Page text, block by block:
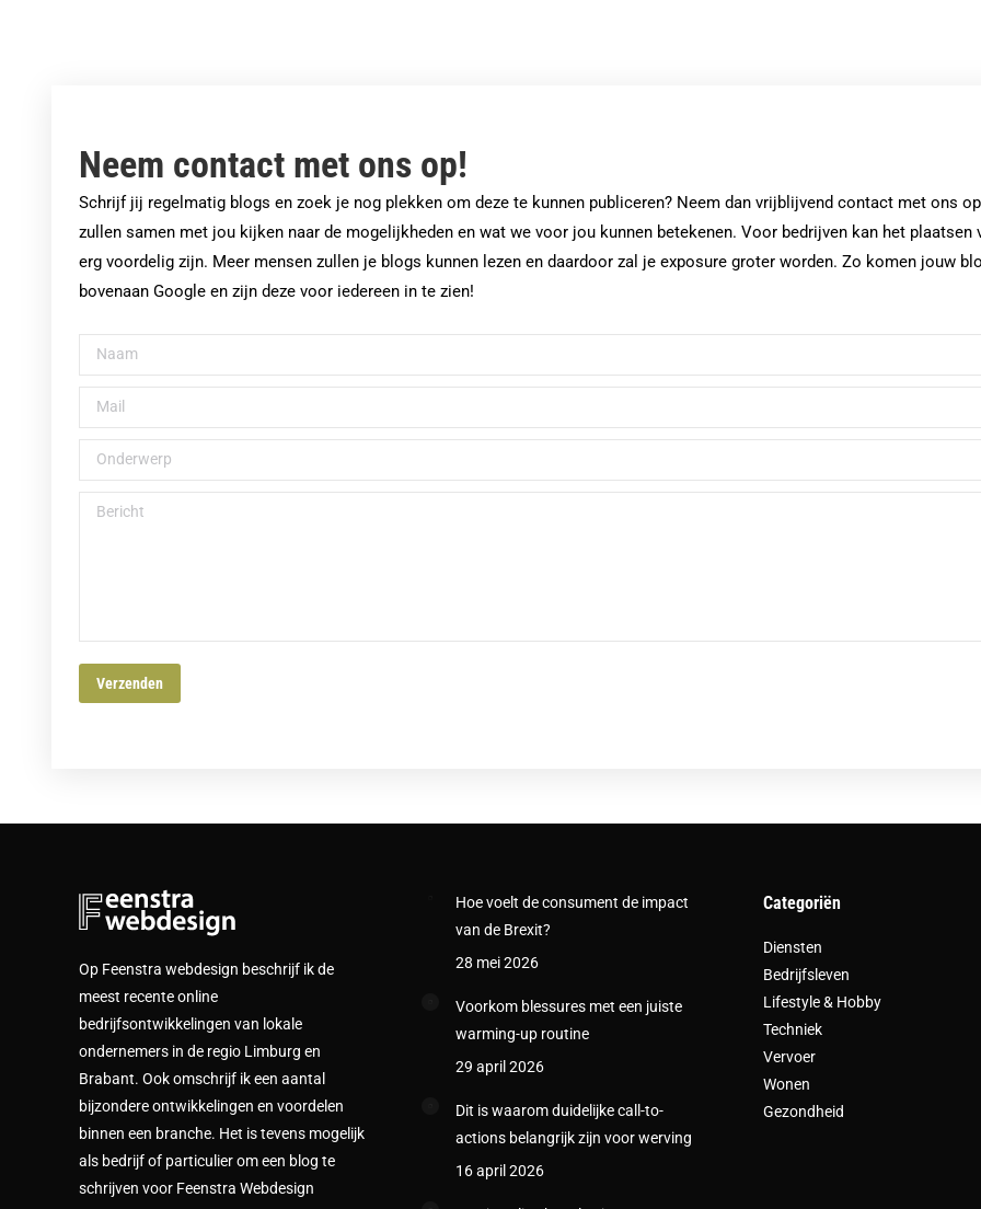
Neem contact met ons op!
Schrijf jij regelmatig blogs en zoek je nog plekken om deze te kunnen publiceren? Neem dan vrijblijvend contact met ons
zullen samen met jou kijken naar de mogelijkheden en wat we voor jou kunnen betekenen. Voor bedrijven kan het plaatsen
erg voordelig zijn. Meer mensen zullen je blogs kunnen lezen en daardoor zal je exposure groter worden. Zo komen jouw
bovenaan Google en zijn deze voor iedereen in te zien!
Op Feenstra webdesign beschrijf ik de
meest recente online
bedrijfsontwikkelingen van lokale
ondernemers in de regio Limburg en
Brabant. Ook omschrijf ik een aantal
bijzondere ontwikkelingen en voordelen
binnen een branche. Het is tevens mogelijk
als bedrijf of particulier om een blog te
schrijven voor Feenstra Webdesign
Hoe voelt de consument de impact
van de Brexit?
28 mei 2026
Voorkom blessures met een juiste
warming-up routine
29 april 2026
Dit is waarom duidelijke call-to-
actions belangrijk zijn voor werving
16 april 2026
Categoriën
Diensten
Bedrijfsleven
Lifestyle & Hobby
Techniek
Vervoer
Wonen
Gezondheid